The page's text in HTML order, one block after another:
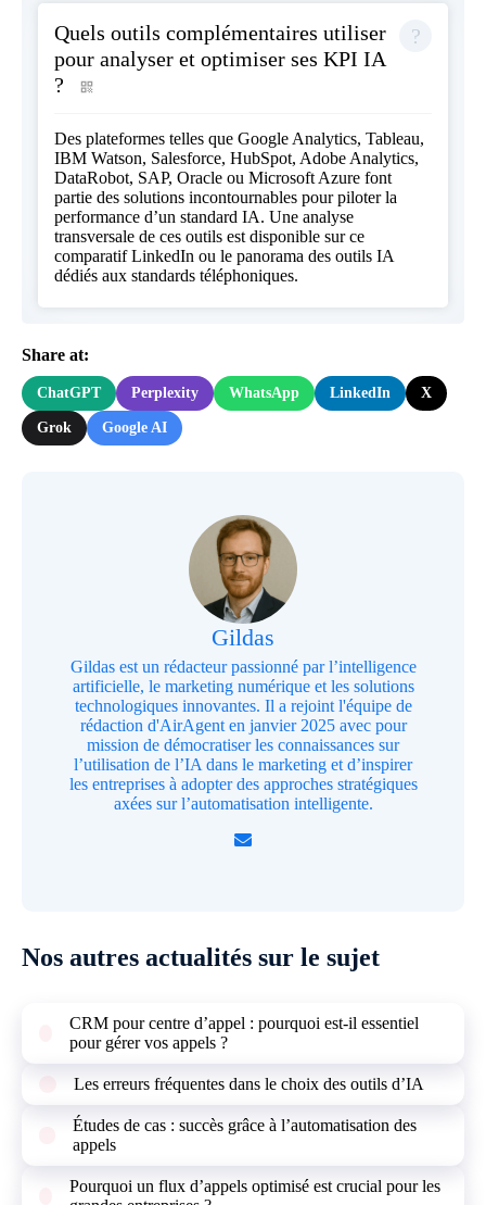
Quels outils complémentaires utiliser
pour analyser et optimiser ses KPI IA
?
Des plateformes telles que Google Analytics, Tableau,
IBM Watson, Salesforce, HubSpot, Adobe Analytics,
DataRobot, SAP, Oracle ou Microsoft Azure font
partie des solutions incontournables pour piloter la
performance d’un standard IA. Une analyse
transversale de ces outils est disponible surce
comparatif LinkedIn ou le panorama des outils IA
dédiés aux standards téléphoniques.
Share at:
ChatGPT Perplexity WhatsApp LinkedIn X
Grok Google AI
Gildas
Gildas est un rédacteur passionné par l’intelligence
artificielle, le marketing numérique et les solutions
technologiques innovantes. Il a rejoint l'équipe de
rédaction d'AirAgent en janvier 2025 avec pour
mission de démocratiser les connaissances sur
l’utilisation de l’IA dans le marketing et d’inspirer
les entreprises à adopter des approches stratégiques
axées sur l’automatisation intelligente.
Nos autres actualités sur le sujet
CRM pour centre d’appel : pourquoi est-il essentiel
pour gérer vos appels ?
Les erreurs fréquentes dans le choix des outils d’IA
Études de cas : succès grâce à l’automatisation des
appels
Pourquoi un flux d’appels optimisé est crucial pour les